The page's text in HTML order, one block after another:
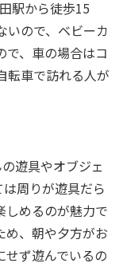
駅から徒歩15
いので、ベビーカ
で、車の場合はコ
転車で訪れる人が
遊具やオブジェ
周りが遊具だら
しめるのが魅力で
め、朝や夕方がお
せず遊んでいるの